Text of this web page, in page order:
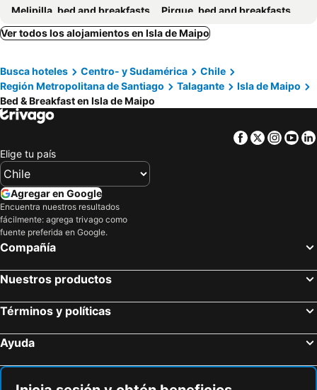
Melipilla, bed and breakfasts
Pirque, bed and breakfasts
Calera de Tango, bed and breakfasts
Talagante, bed and breakfasts
Ver todos los alojamientos en Isla de Maipo
Busca hoteles Centro- y Sudamérica
Chile
Región Metropolitana de Santiago
Talagante
Isla de Maipo
Bed & Breakfast en Isla de Maipo
Facebook
Twitter
Elige tu país
Agregar en Google
Encuentra nuestros resultados
fácilmente: agrega trivago como
fuente preferida en Google.
Compañía
Nuestros productos
Términos y políticas
Ayuda